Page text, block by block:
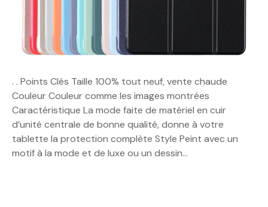
. . Points Clés Taille 100% tout neuf, vente chaude
Couleur Couleur comme les images montrées
Caractéristique La mode faite de matériel en cuir
d’unité centrale de bonne qualité, donne à votre
tablette la protection complète Style Peint avec un
motif à la mode et de luxe ou un dessin…